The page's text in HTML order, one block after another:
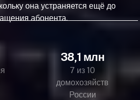
она устраняется ещё до
абонента.
38,1 млн
7 из 10
домохозяйств
России